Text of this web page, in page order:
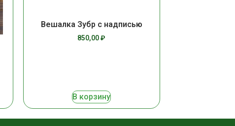
Вешалка Зубр с надписью
850,00₽
В корзину